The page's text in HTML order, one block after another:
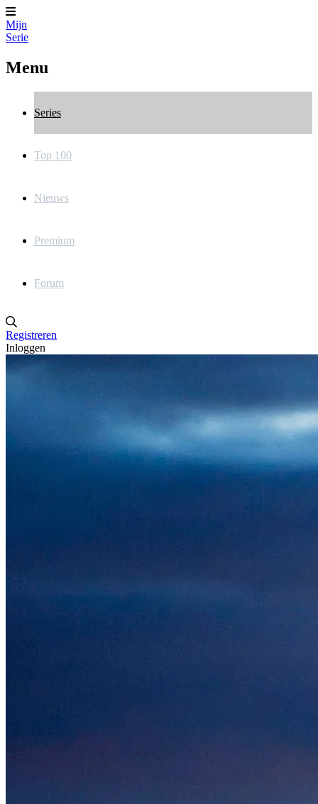
Mijn
Serie
Menu
Series
Top 100
Nieuws
Premium
Forum
Registreren
Inloggen